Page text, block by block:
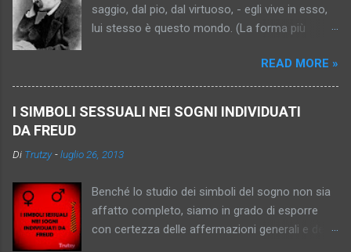
saggio, dal pio, dal virtuoso, - egli vive in esso,
lui stesso è questo mondo. (La forma più
semplice, persuasiva. Trascrizione della tesi “Io,
Platone, sono , la verità”). 2. Il mondo vero, per il
più sottile, più capziosa, più inafferrabile –
inattingibile, indimostrabile, impromettibile, ma
già in quanto pensato una consolazione, un
obbligo, un imperativo. (In fondo l’antico sole,
READ MORE »
I SIMBOLI SESSUALI NEI SOGNI INDIVIDUATI
DA FREUD
Di Trutzy -luglio 26, 2013
Benché lo studio dei simboli del sogno non sia
affatto completo, siamo in grado di esporre
con certezza delle affermazioni generali e delle